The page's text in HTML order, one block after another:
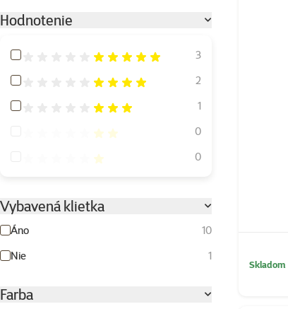
Hodnotenie
Hodnotenie 100%
3
Hodnotenie 80%
2
Hodnotenie 60%
1
Hodnotenie 40%
0
Hodnotenie 20%
0
Vybavená klietka
Áno
10
Nie
1
Farba
Skladom